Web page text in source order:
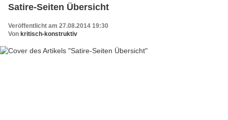
Satire-Seiten Übersicht
Veröffentlicht am 27.08.2014 19:30
Von kritisch-konstruktiv